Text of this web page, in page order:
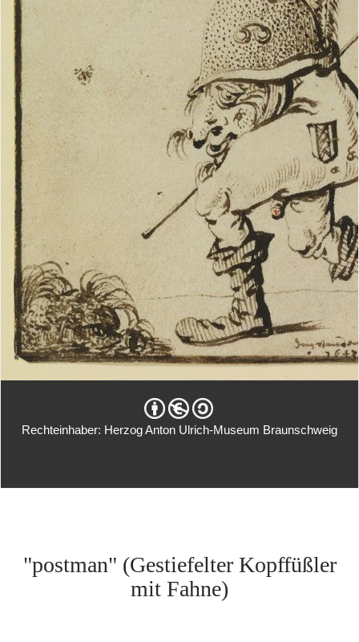
Rechteinhaber: Herzog Anton Ulrich-Museum Braunschweig
"postman" (Gestiefelter Kopffüßler
mit Fahne)